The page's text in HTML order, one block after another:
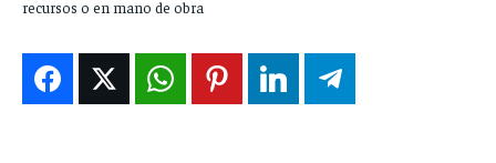
recursos o en mano de obra